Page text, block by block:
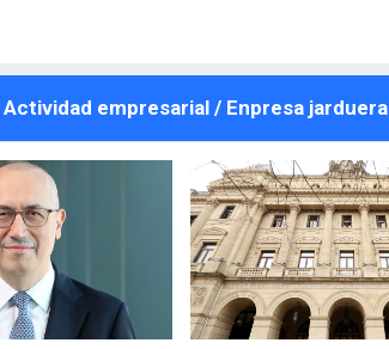
Actividad empresarial / Enpresa jarduera